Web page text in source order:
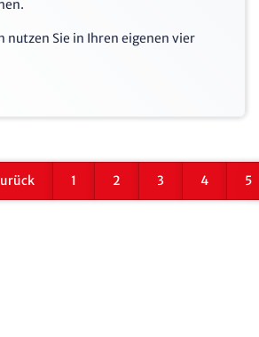
nutzen Sie in Ihren eigenen vier
1 2 3 4 5